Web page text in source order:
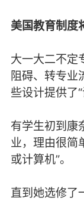
美国教育制度
大一大二不定
阻碍、转专业
些设计提供了“
有学生初到康
业，理由很
或计算机”。
直到她选修了